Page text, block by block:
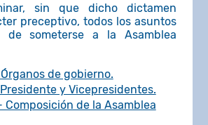
sin que dicho dictamen
preceptivo, todos los asuntos
de someterse a la Asamblea
de gobierno.
y Vicepresidentes.
de la Asamblea